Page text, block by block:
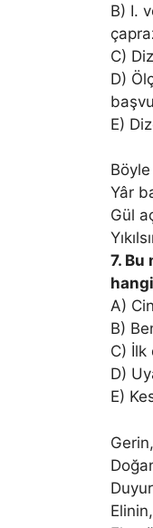
B) I.
C)
D)
E)
Yâr
Gül
7.
A)
B)
C) İlk
D)
E)